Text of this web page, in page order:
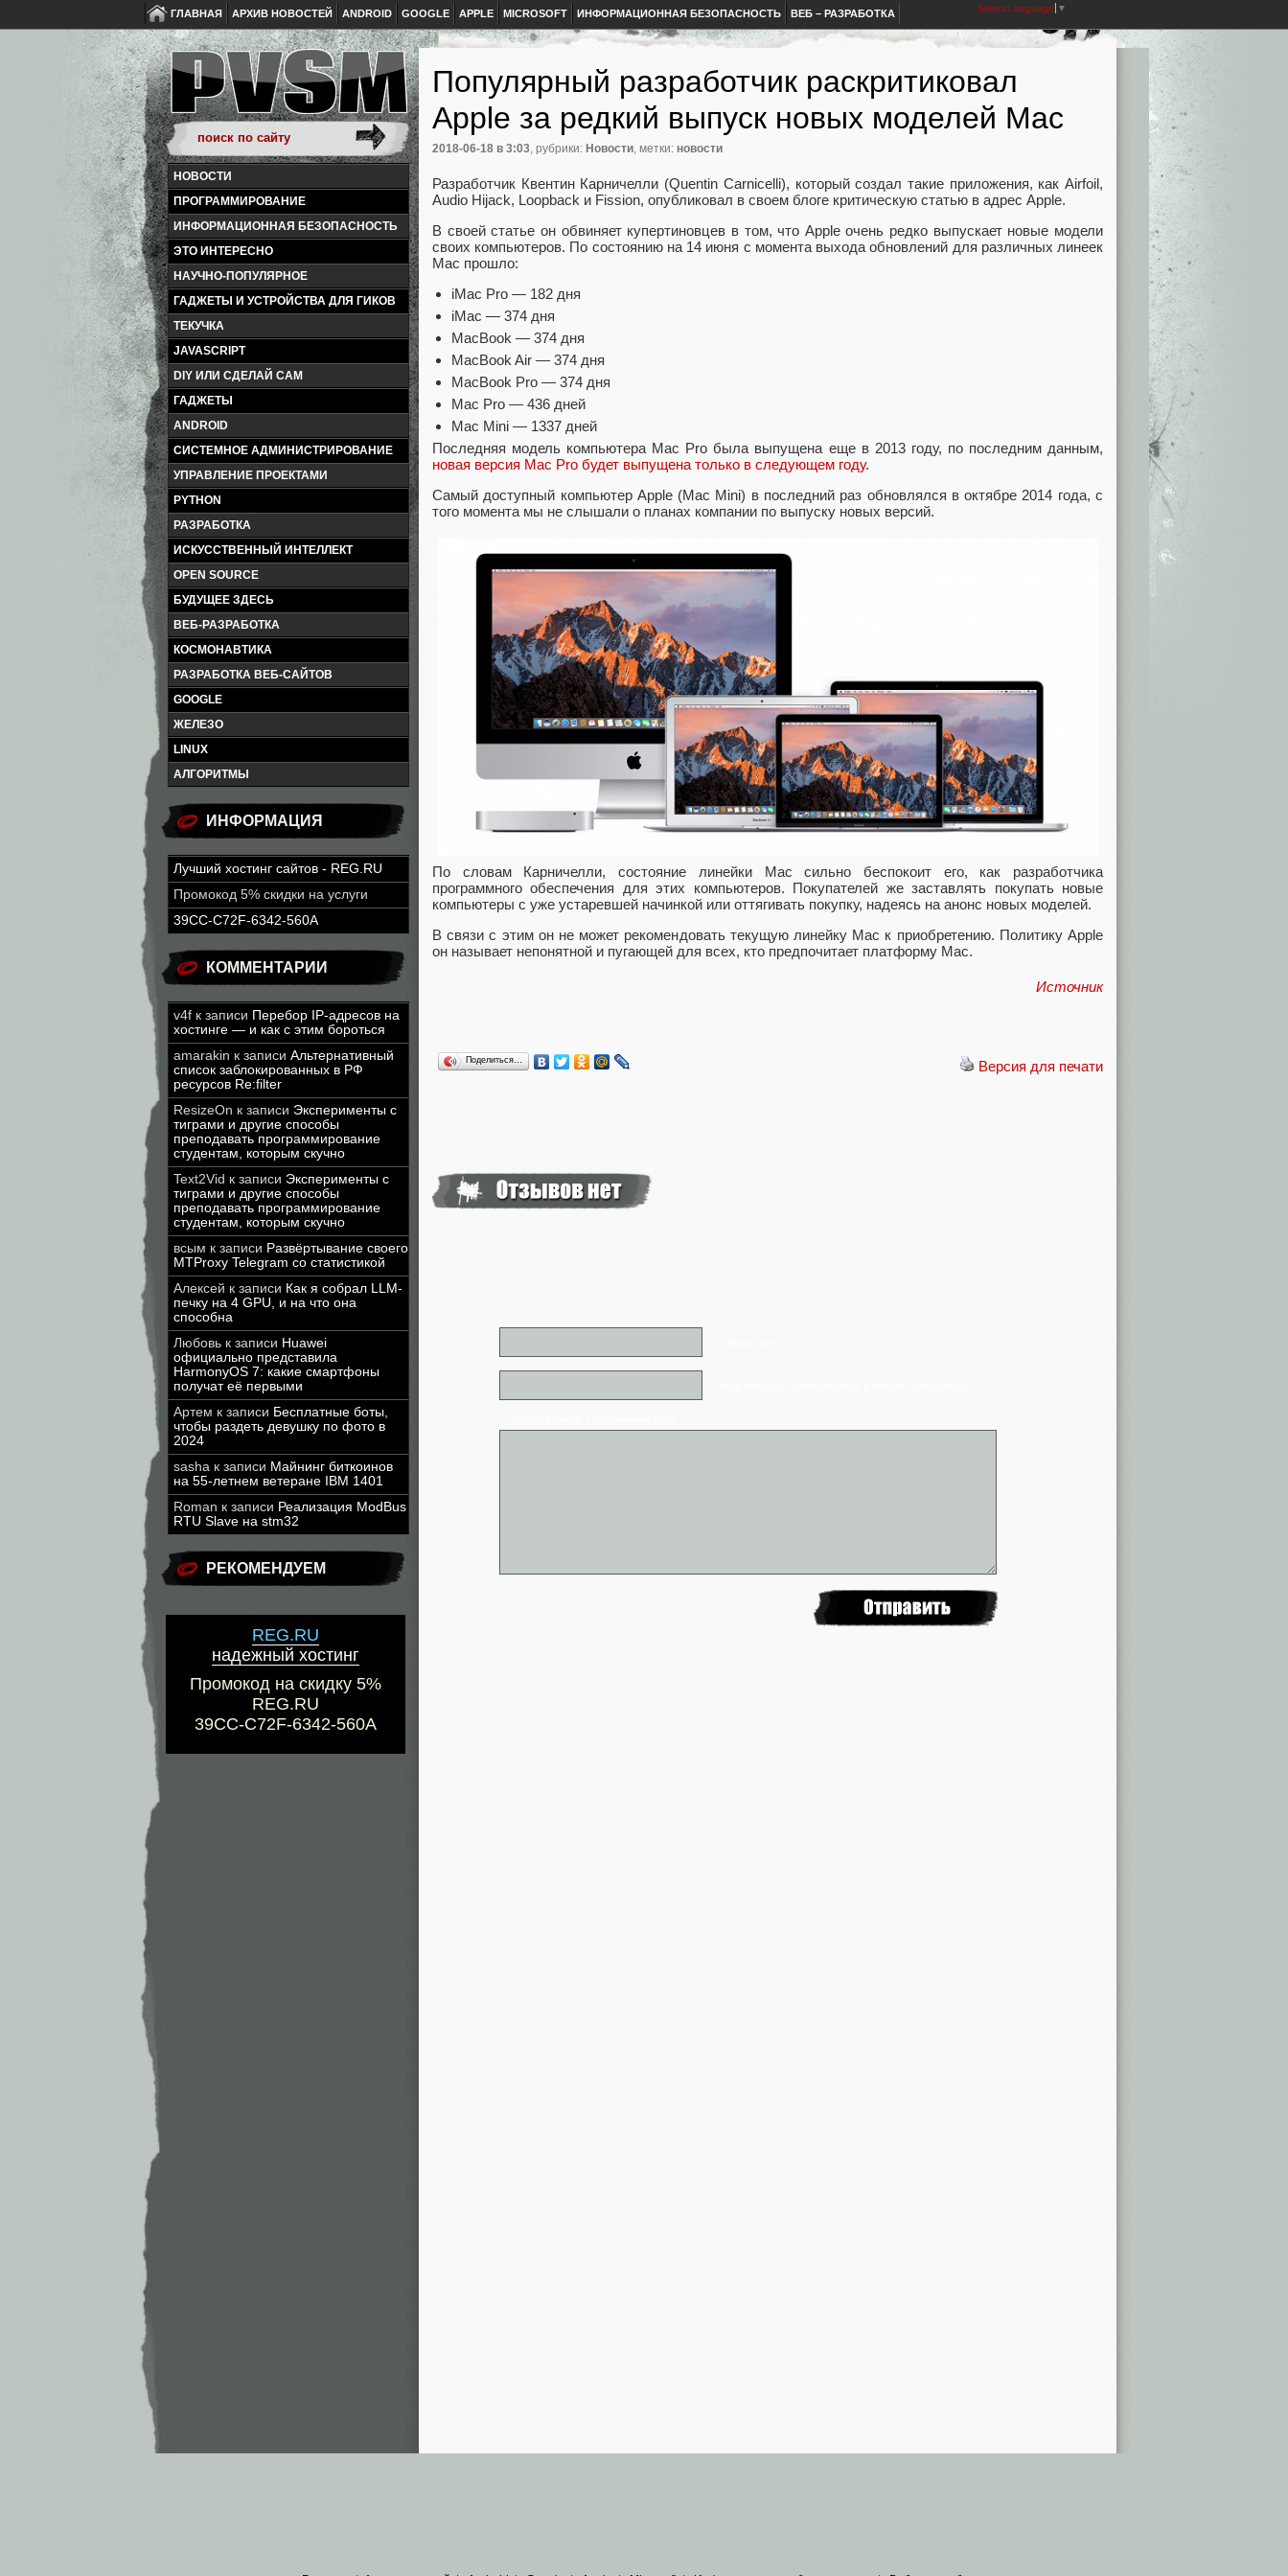
ГЛАВНАЯ АРХИВ НОВОСТЕЙ ANDROID GOOGLE APPLE MICROSOFT ИНФОРМАЦИОННАЯ БЕЗОПАСНОСТЬ ВЕБ – РАЗРАБОТКА Select Language ▼
НОВОСТИ
ПРОГРАММИРОВАНИЕ
ИНФОРМАЦИОННАЯ БЕЗОПАСНОСТЬ
ЭТО ИНТЕРЕСНО
НАУЧНО-ПОПУЛЯРНОЕ
ГАДЖЕТЫ И УСТРОЙСТВА ДЛЯ ГИКОВ
ТЕКУЧКА
JAVASCRIPT
DIY ИЛИ СДЕЛАЙ САМ
ГАДЖЕТЫ
ANDROID
СИСТЕМНОЕ АДМИНИСТРИРОВАНИЕ
УПРАВЛЕНИЕ ПРОЕКТАМИ
PYTHON
РАЗРАБОТКА
ИСКУССТВЕННЫЙ ИНТЕЛЛЕКТ
OPEN SOURCE
БУДУЩЕЕ ЗДЕСЬ
ВЕБ-РАЗРАБОТКА
КОСМОНАВТИКА
РАЗРАБОТКА ВЕБ-САЙТОВ
GOOGLE
ЖЕЛЕЗО
LINUX
АЛГОРИТМЫ
ИНФОРМАЦИЯ
Лучший хостинг сайтов - REG.RU
Промокод 5% скидки на услуги
39CC-C72F-6342-560A
КОММЕНТАРИИ
v4f к записи Перебор IP-адресов на
хостинге — и как с этим бороться
amarakin к записи Альтернативный
список заблокированных в РФ
ресурсов Re:filter
ResizeOn к записи Эксперименты с
тиграми и другие способы
преподавать программирование
студентам, которым скучно
Text2Vid к записи Эксперименты с
тиграми и другие способы
преподавать программирование
студентам, которым скучно
всым к записи Развёртывание своего
MTProxy Telegram со статистикой
Алексей к записи Как я собрал LLM-
печку на 4 GPU, и на что она
способна
Любовь к записи Huawei
официально представила
HarmonyOS 7: какие смартфоны
получат её первыми
Артем к записи Бесплатные боты,
чтобы раздеть девушку по фото в
2024
sasha к записи Майнинг биткоинов
на 55-летнем ветеране IBM 1401
Roman к записи Реализация ModBus
RTU Slave на stm32
РЕКОМЕНДУЕМ
REG.RU
надежный хостинг
Промокод на скидку 5%
REG.RU
39CC-C72F-6342-560A
Популярный разработчик раскритиковал
Apple за редкий выпуск новых моделей Mac
2018-06-18 в 3:03, рубрики: Новости, метки: новости
Разработчик Квентин Карничелли (Quentin Carnicelli), который создал такие приложения, как Airfoil,
Audio Hijack, Loopback и Fission, опубликовал в своем блоге критическую статью в адрес Apple.
В своей статье он обвиняет купертиновцев в том, что Applе очень редко выпускает новые модели
своих компьютеров. По состоянию на 14 июня с момента выхода обновлений для различных линеек
Mac прошло:
iMac Pro — 182 дня
iMac — 374 дня
MacBook — 374 дня
MacBook Air — 374 дня
MacBook Pro — 374 дня
Mac Pro — 436 дней
Mac Mini — 1337 дней
Последняя модель компьютера Mac Pro была выпущена еще в 2013 году, по последним данным,
новая версия Mac Pro будет выпущена только в следующем году.
Самый доступный компьютер Apple (Mac Mini) в последний раз обновлялся в октябре 2014 года, с
того момента мы не слышали о планах компании по выпуску новых версий.
По словам Карничелли, состояние линейки Mac сильно беспокоит его, как разработчика
программного обеспечения для этих компьютеров. Покупателей же заставлять покупать новые
компьютеры с уже устаревшей начинкой или оттягивать покупку, надеясь на анонс новых моделей.
В связи с этим он не может рекомендовать текущую линейку Mac к приобретению. Политику Apple
он называет непонятной и пугающей для всех, кто предпочитает платформу Mac.
Источник
Версия для печати
Поделиться…